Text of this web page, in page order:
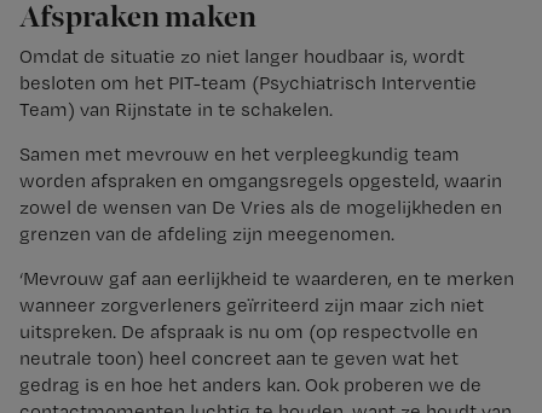
Afspraken maken
Omdat de situatie zo niet langer houdbaar is, wordt
besloten om het PIT-team (Psychiatrisch Interventie
Team) van Rijnstate in te schakelen.
Samen met mevrouw en het verpleegkundig team
worden afspraken en omgangsregels opgesteld, waarin
zowel de wensen van De Vries als de mogelijkheden en
grenzen van de afdeling zijn meegenomen.
‘Mevrouw gaf aan eerlijkheid te waarderen, en te merken
wanneer zorgverleners geïrriteerd zijn maar zich niet
uitspreken. De afspraak is nu om (op respectvolle en
neutrale toon) heel concreet aan te geven wat het
gedrag is en hoe het anders kan. Ook proberen we de